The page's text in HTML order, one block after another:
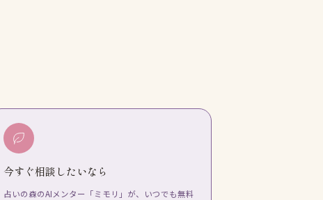
今すぐ相談したいなら
占いの森のAIメンター「ミモリ」が、いつでも無料